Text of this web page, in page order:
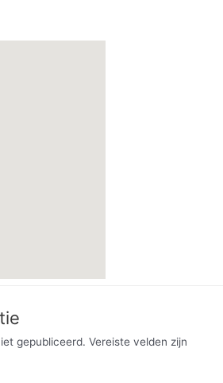
gepubliceerd. Vereiste velden zijn